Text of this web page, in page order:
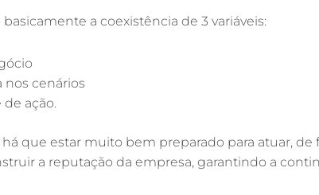
a coexistência de 3 variáveis:
nos cenários
ação.
que estar muito bem preparado para atuar, de
a reputação da empresa, garantindo a